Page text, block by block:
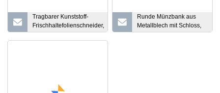
Tragbarer Kunststoff-
Frischhaltefolienschneider,
Lebensmittelverpackungsspender,
Runde Münzbank aus
Metallblech mit Schloss,
Spardose